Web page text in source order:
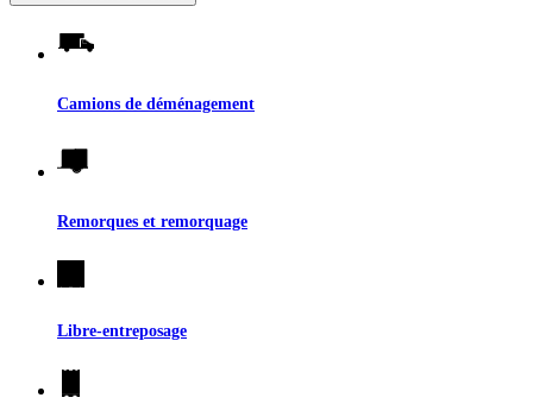
Camions de déménagement
Remorques et remorquage
Libre-entreposage